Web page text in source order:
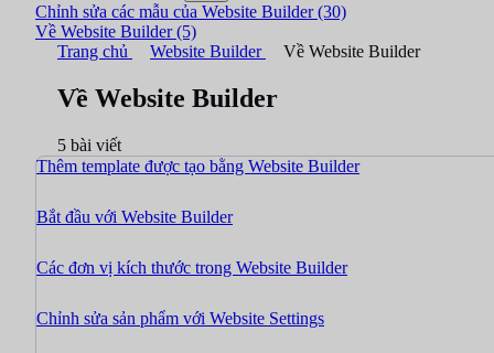
Chỉnh sửa các mẫu của Website Builder(30)
Về Website Builder(5)
Trang chủ
Website Builder Về Website Builder
Về Website Builder
5 bài viết
Thêm template được tạo bằng Website Builder
Bắt đầu với Website Builder
Các đơn vị kích thước trong Website Builder
Chỉnh sửa sản phẩm với Website Settings